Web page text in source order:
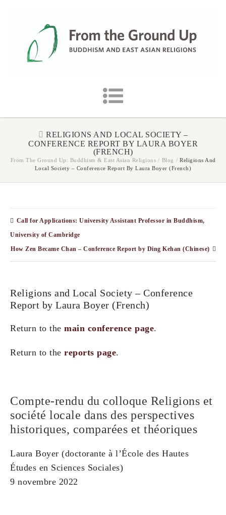
RELIGIONS AND LOCAL SOCIETY –
CONFERENCE REPORT BY LAURA BOYER
(FRENCH)
From The Ground Up: Buddhism & East Asian Religions / Blog / Religions And
Local Society – Conference Report By Laura Boyer (French)
Call for Applications: University Assistant Professor in Buddhism,
University of Cambridge
How Zen Became Chan – Conference Report by Ding Kehan (Chinese)
Religions and Local Society – Conference
Report by Laura Boyer (French)
Return to the main conference page.
Return to the reports page.
Compte-rendu du colloque Religions et
société locale dans des perspectives
historiques, comparées et théoriques
Laura Boyer (doctorante à l’École des Hautes
Études en Sciences Sociales)
9 novembre 2022